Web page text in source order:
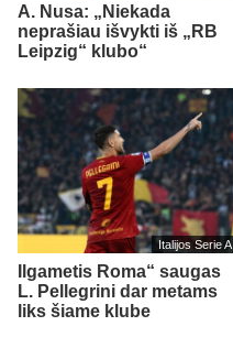
A. Nusa: „Niekada
neprašiau išvykti iš „RB
Leipzig“ klubo“
Italijos Serie A
Ilgametis Roma“ saugas
L. Pellegrini dar metams
liks šiame klube